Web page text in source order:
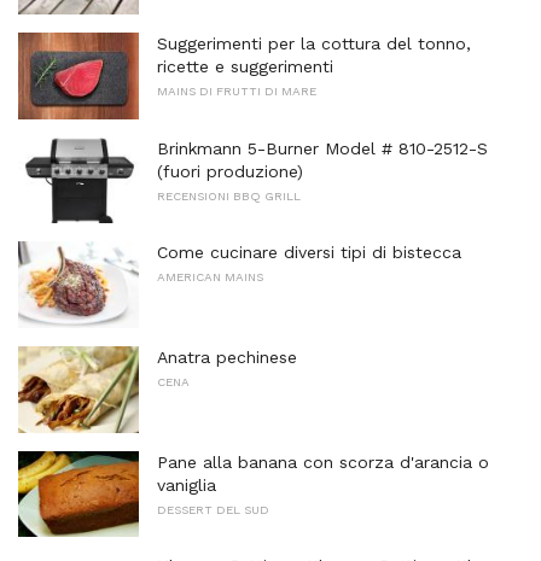
Suggerimenti per la cottura del tonno,
ricette e suggerimenti
MAINS DI FRUTTI DI MARE
Brinkmann 5-Burner Model # 810-2512-S
(fuori produzione)
RECENSIONI BBQ GRILL
Come cucinare diversi tipi di bistecca
AMERICAN MAINS
Anatra pechinese
CENA
Pane alla banana con scorza d'arancia o
vaniglia
DESSERT DEL SUD